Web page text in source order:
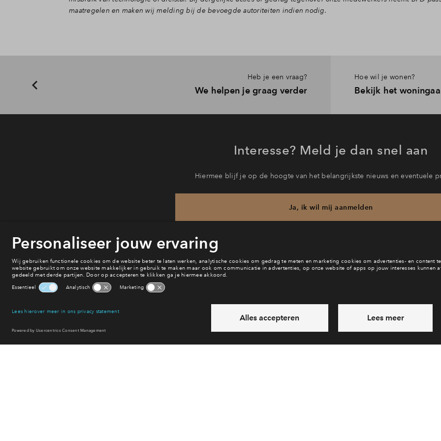
maatregelen en maken wij melding bij de bevoegde autoriteiten indien nodig.
Heb je een vraag?
We helpen je graag verder
Hoe wil je wonen?
Bekijk het
Interesse? Meld je dan snel aan
Hiermee blijf je op de hoogte van het belangrijkste nieuws en eventuele
Ja, ik wil mij aanmelden
Heb je een vraag en wil je direct antwoord? Bel ons op
6 dagen per week beschikbaar (behalve tijdens feestdagen)
via chat en telefoon